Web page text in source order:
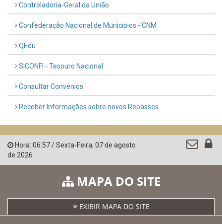
Controladoria-Geral da União
Confederação Nacional de Municípios - CNM
QEdu
SICONFI - Tesouro Nacional
Consultar Convênios
Receber Informações sobre novos Repasses
Hora: 06:57/Sexta-Feira, 07 de agosto
de 2026
MAPA DO SITE
EXIBIR MAPA DO SITE